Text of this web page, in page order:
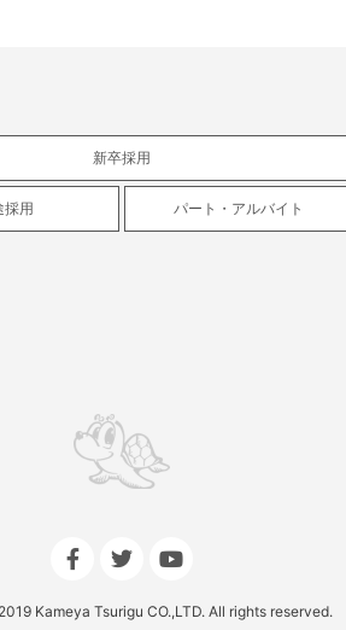
新卒採用
採用 パート・アルバイト
F
a
e
T
w
t
Y
o
t
Kameya Tsurigu CO.,LTD. All rights reserved.